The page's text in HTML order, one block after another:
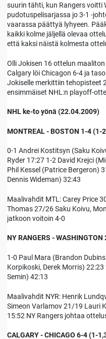
suurin tähti, kun Rangers voitti
pudotuspelisarjassa jo 3-1 -
vaarassa päättyä lyhyeen.
kaikki kolme jäljellä olevaa
että kaksi näistä kolmesta
Olli Jokisen 16 ottelun
Calgary löi Chicagon 6-4 ja
Jokiselle merkittiin tehopisteet
ensimmäiset NHL:n playoff-
NHL ke-to yönä (22.04.2009)
MONTREAL - BOSTON 1-4 (1-
0-1 Andrei Kostitsyn (Saku
Ryder 17:27 1-2 David Krejci
Phil Kessel (Patrice Bergeron)
Dennis Wideman) 32:43
Maalivahdit MTL: Carey Price
Thomas 27/26 Saku Koivu,
jatkoon voitoin 4-0
NY RANGERS -
1-0 Paul Mara (Brandon
Korpikoski, Derek Morris)
Semin) 42:13
Maalivahdit NYR: Henrik
Simeon Varlamov 21/19 Lauri
15:52 NY Rangers johtaa
CALGARY - CHICAGO 6-4 (1-